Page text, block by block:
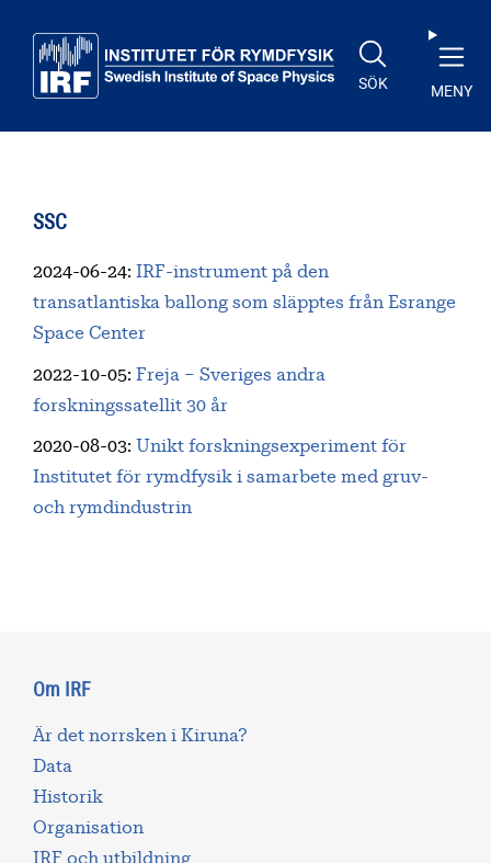
SÖK MENY
SSC
2024-06-24:
IRF-instrument på den
transatlantiska ballong som släpptes från Esrange
Space Center
2022-10-05: Freja – Sveriges andra
forskningssatellit 30 år
2020-08-03: Unikt forskningsexperiment för
Institutet för rymdfysik i samarbete med gruv-
och rymdindustrin
Om IRF
Är det norrsken i Kiruna?
Data
Historik
Organisation
IRF och utbildning